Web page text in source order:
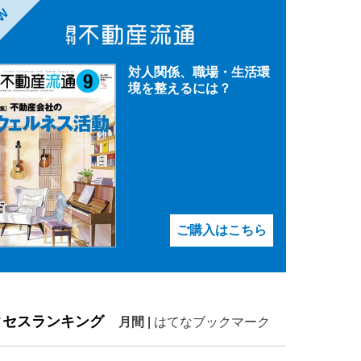
対人関係、職場・生活環
境を整えるには？
ご購入はこちら
セスランキング 月間 はてなブックマーク